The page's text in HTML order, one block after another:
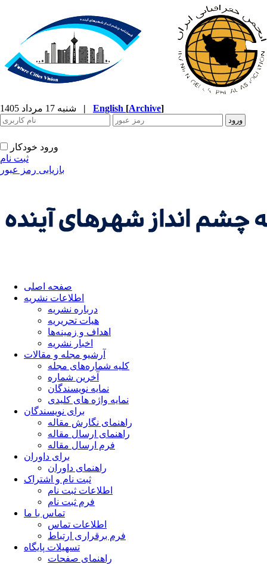
| English [Archive]
ورود خودکار
ثبت نام
بازیابی رمز عبور
صفحه اصلی
اطلاعات نشریه
درباره نشریه
هیات تحریریه
اهداف و زمینه‌ها
اخبار نشریه
آرشیو مجله و مقالات
کلیه شماره‌های مجله
آخرین شماره
نمایه نویسندگان
نمایه واژه های کلیدی
برای نویسندگان
راهنمای نگارش مقاله
راهنمای ارسال مقاله
فرم ارسال مقاله
برای داوران
راهنمای داوران
ثبت نام و اشتراک
اطلاعات ثبت نام
فرم ثبت نام
تماس با ما
اطلاعات تماس
فرم برقراری ارتباط
تسهیلات پایگاه
راهنمای صفحات